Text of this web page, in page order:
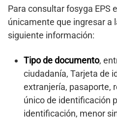
Para consultar fosyga EPS
únicamente que ingresar a
siguiente información:
Tipo de documento,
ciudadanía, Tarjeta de
extranjería, pasaporte,
único de identificación
identificación, menor